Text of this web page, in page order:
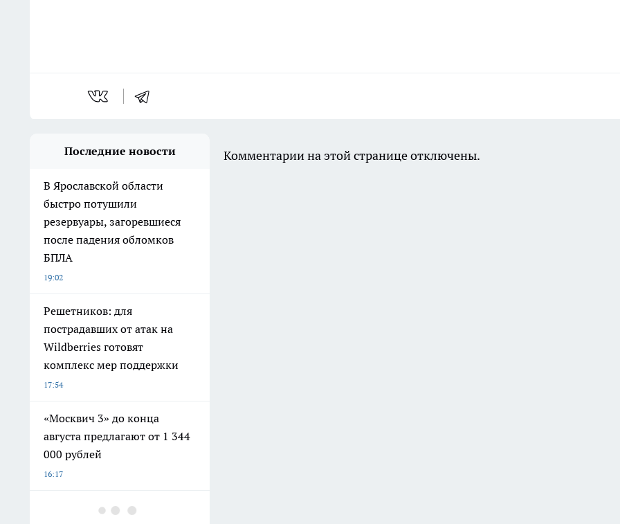
Последние новости
В Ярославской области
быстро потушили
резервуары, загоревшиеся
после падения обломков
БПЛА
19:02
Решетников: для
пострадавших от атак на
Wildberries готовят
комплекс мер поддержки
17:54
«Москвич 3» до конца
августа предлагают от 1 344
000 рублей
16:17
Опубликован маршрут ракет
Комментарии на этой странице отключены.